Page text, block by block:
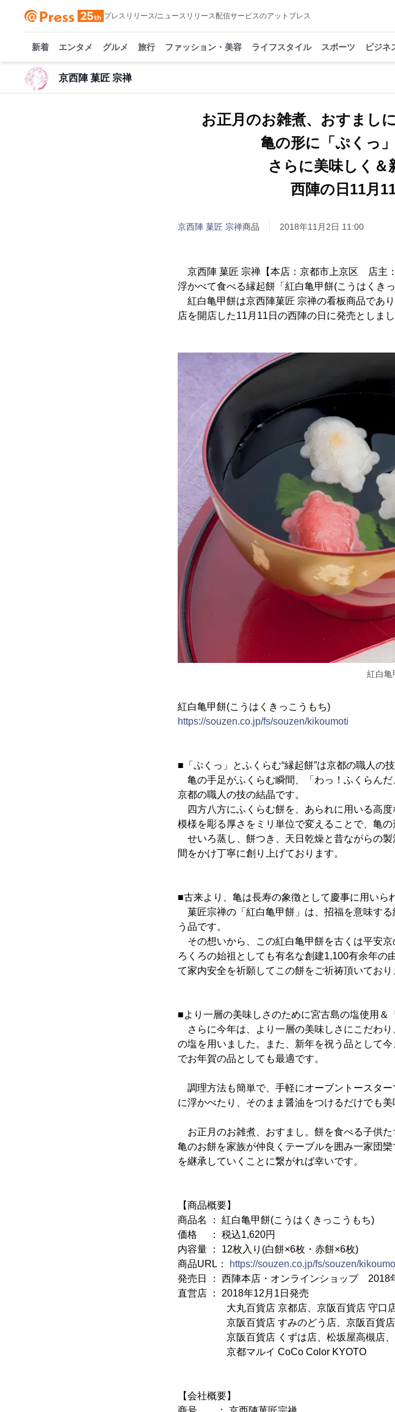
プレスリリース/ニュースリリース配信サービスのアットプレス
新着 エンタメ グルメ 旅行 ファッション・美容 ライフスタイル スポーツ ビジネ
京西陣 菓匠 宗禅
お正月のお雑煮、おすまし
亀の形に「ぷくっ
さらに美味しく＆
西陣の日11月
京西陣 菓匠 宗禅商品 2018年11月2日 11:00
京西陣 菓匠 宗禅【本店：京都市上京区 店主
浮かべて食べる縁起餅「紅白亀甲餅(こうはくき
紅白亀甲餅は京西陣菓匠 宗禅の看板商品であ
店を開店した11月11日の西陣の日に発売としまし
紅白亀
紅白亀甲餅(こうはくきっこうもち)
https://souzen.co.jp/fs/souzen/kikoumoti
■「ぷくっ」とふくらむ“縁起餅”は京都の職人の
亀の手足がふくらむ瞬間、「わっ！ふくらんだ
京都の職人の技の結晶です。
四方八方にふくらむ餅を、あられに用いる高
模様を彫る厚さをミリ単位で変えることで、亀
せいろ蒸し、餅つき、天日乾燥と昔ながらの
間をかけ丁寧に創り上げております。
■古来より、亀は長寿の象徴として慶事に用いら
菓匠宗禅の「紅白亀甲餅」は、招福を意味す
う品です。
その想いから、この紅白亀甲餅を古くは平安
ろくろの始祖としても有名な創建1,100有余年の
て家内安全を祈願してこの餅をご祈祷頂いており
■より一層の美味しさのために宮古島の塩使用＆
さらに今年は、より一層の美味しさにこだわ
の塩を用いました。また、新年を祝う品として
でお年賀の品としても最適です。
調理方法も簡単で、手軽にオーブントースタ
に浮かべたり、そのまま醤油をつけるだけでも
お正月のお雑煮、おすまし。餅を食べる子供
亀のお餅を家族が仲良くテーブルを囲み一家団
を継承していくことに繋がれば幸いです。
【商品概要】
商品名 ： 紅白亀甲餅(こうはくきっこうもち)
価格 ： 税込1,620円
内容量 ： 12枚入り(白餅×6枚・赤餅×6枚)
商品URL：
https://souzen.co.jp/fs/souzen/
発売日 ： 西陣本店・オンラインショップ 2018
直営店 ： 2018年12月1日発売
大丸百貨店 京都店、京阪百貨店 守口店、
京阪百貨店 すみのどう店、京阪百貨店
京阪百貨店 くずは店、松坂屋高槻店、そ
京都マルイ CoCo Color KYOTO
【会社概要】